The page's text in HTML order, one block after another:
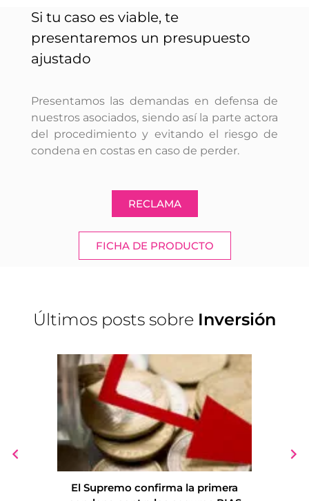
Si tu caso es viable, te
presentaremos un presupuesto
ajustado
Presentamos las demandas en defensa de
nuestros asociados, siendo así la parte actora
del procedimiento y evitando el riesgo de
condena en costas en caso de perder.
RECLAMA
FICHA DE PRODUCTO
Últimos posts sobre Inversión
El Supremo confirma la primera